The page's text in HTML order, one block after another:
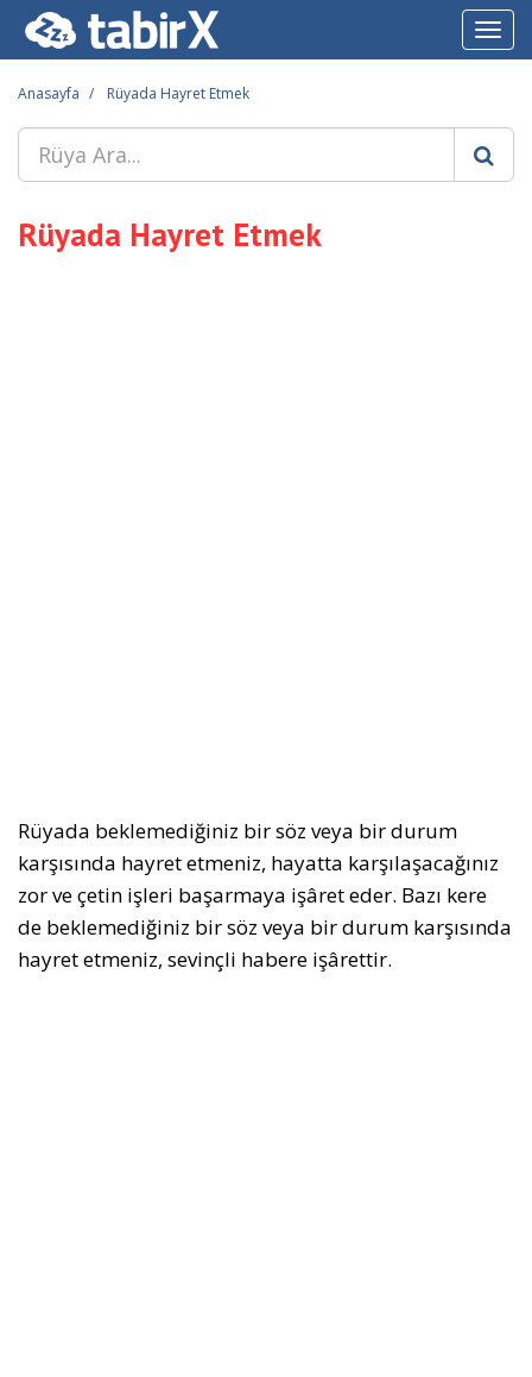
Anasayfa Rüyada Hayret Etmek
Rüyada Hayret Etmek
Rüyada beklemediğiniz bir söz veya bir durum
karşısında hayret etmeniz, hayatta karşılaşacağınız
zor ve çetin işleri başarmaya işâret eder. Bazı kere
de beklemediğiniz bir söz veya bir durum karşısında
hayret etmeniz, sevinçli habere işârettir.